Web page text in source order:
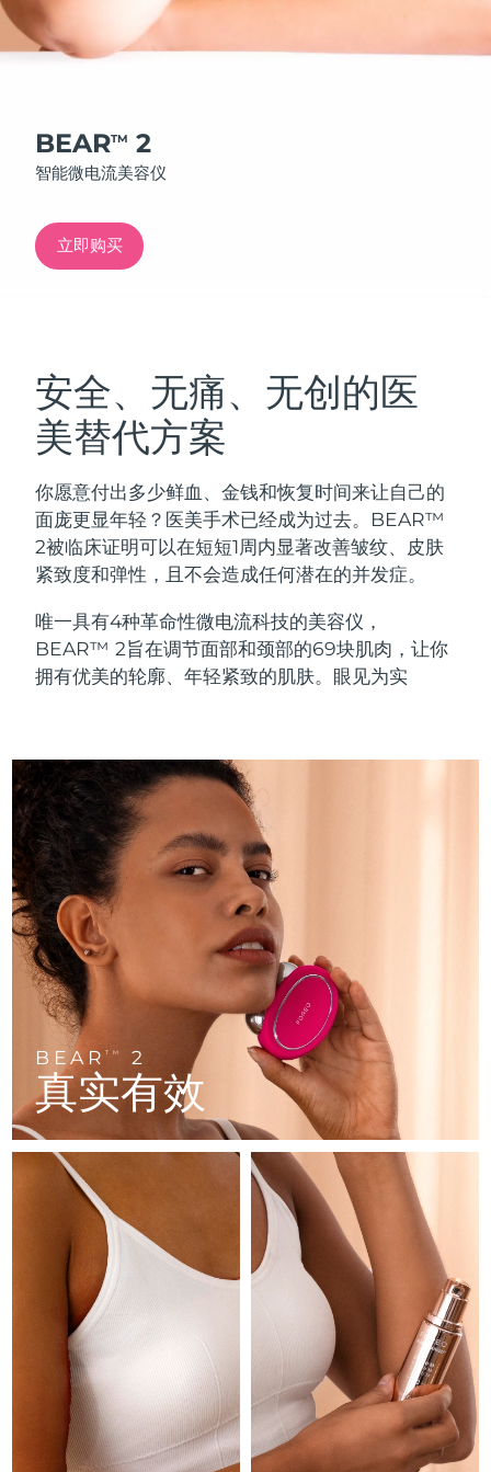
BEARTM 2
智能微电流美容仪
立即购买
安全、无痛、无创的医
美替代方案
你愿意付出多少鲜血、金钱和恢复时间来让自己的
面庞更显年轻？医美手术已经成为过去。BEAR™
2被临床证明可以在短短1周内显著改善皱纹、皮肤
紧致度和弹性，且不会造成任何潜在的并发症。
唯一具有4种革命性微电流科技的美容仪，
BEAR™ 2旨在调节面部和颈部的69块肌肉，让你
拥有优美的轮廓、年轻紧致的肌肤。眼见为实
BEARTM 2
真实有效
热门产品
特别优惠
红光疗法
LUNA™ 4 套装
Anti-aging massage
LUNA™ 4 Plus
Massage, LED heating
For men, anti-aging massage
LUNA™ 4 mini
For young skin, T-zone
LUNA™ 4 go
For travel or gym bag
LUNA™ 护肤
Premium cleansers & balm
LUNA™ 设备
All facial cleansing devices
BEAR™ 2 套装
Microcurrent toning
BEAR™ 2 go
Microcurrent toning on-the-go
Microcurrent line smoothing device
面部提拉护理
Premium anti-aging skincare
BEAR™ 设备
All premium facelift devices
UFO™ 3 套装
Deep facial hydration
Near-infrared and red light therapy
device
UFO™ 3 mini
Red light therapy device for young skin
UFO™ 3 go
Portable red light therapy
面膜
Rejuvenation & hydration
All deep facial hydration devices
issa™ 4
Hybrid silicone sonic toothbrush
issa™ 4 plus
Smart hybrid silicone sonic toothbrush
issa™ 4 smile
Hybrid silicone sonic toothbrush
issa™ 4 baby
For ages 0-3
issa™ Teeth Whitening Set
Dual LED + sonic device & 18% PAP gel
All silicone sonic toothbrushes
FAQ™ 抗老护理
抗老
FAQ™ 101
Clinical anti-aging
FAQ™ 102
Advanced clinical anti-aging
FAQ™ 103
Luxurious clinical anti-aging set
FAQ™ P1 Primer
Manuka honey primer
FAQ™护肤品
All FAQ™ skincare
FAQ™产品
All anti-aging treatments
FAQ™ 201
LED mask
FAQ™ 202
LED mask
FAQ™ 211
Anti-aging neck & décolleté LED mask
FAQ™ 221
Anti-aging LED hand mask
FAQ™护肤品
All FAQ™ skincare
FAQ™产品
All LED treatments
生发
FAQ™ 301
LED hair strengthening scalp massager
FAQ™ Scalp Serum
Scalp recovery probiotic serum
FAQ™护肤品
All FAQ™ skincare
肌肤年轻化
NEW
FAQ™ 501
Full-Spectrum Red Light Therapy
FAQ™ 502
Full-Spectrum Red Light Therapy
FAQ™ Red Light Serum
FAQ™ products
All toning treatments
保健品
NEW
专业治疗
脱毛
PEACH™ 2 Pro Max
Professional IPL hair removal device
PEACH™ 2
IPL hair removal
身体护理
Microcurrent body toning
LUNA™ 4 body
Massaging body brush
痘肌护理
ESPADA™ 2 plus
Recurring acne LED therapy
眼部护理
BEAR™ 2 eyes & lips
Microcurrent line smoothing device
西班牙
德国
加拿大
奥地利 预计送达日期8/11/26
巴林
比利时 预计送达日期 8/11/26
百慕大 预计送达日期 8/17/26
波斯尼亚和黑塞哥维那 预计送达日期8/14/26
文莱 预计送达日期
保加利亚 预计送达日期8/11/26
智利
中国
哥伦比亚
克罗地亚
塞浦路斯 预计送达日期
捷克 预计送达日期
丹麦 预计送达日期
爱沙尼亚 预计送达日期8/11/26
预计送达日期 8/11/26
预计送达日期 8/11/26
法属波利尼西亚 预计送达日期 8/15/26
预计送达日期8/11/26
直布罗陀 预计送达日期8/15/26
预计送达日期8/11/26